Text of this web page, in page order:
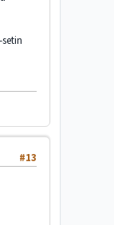
#13